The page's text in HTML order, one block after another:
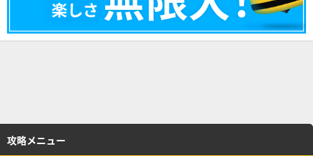
攻略メニュー